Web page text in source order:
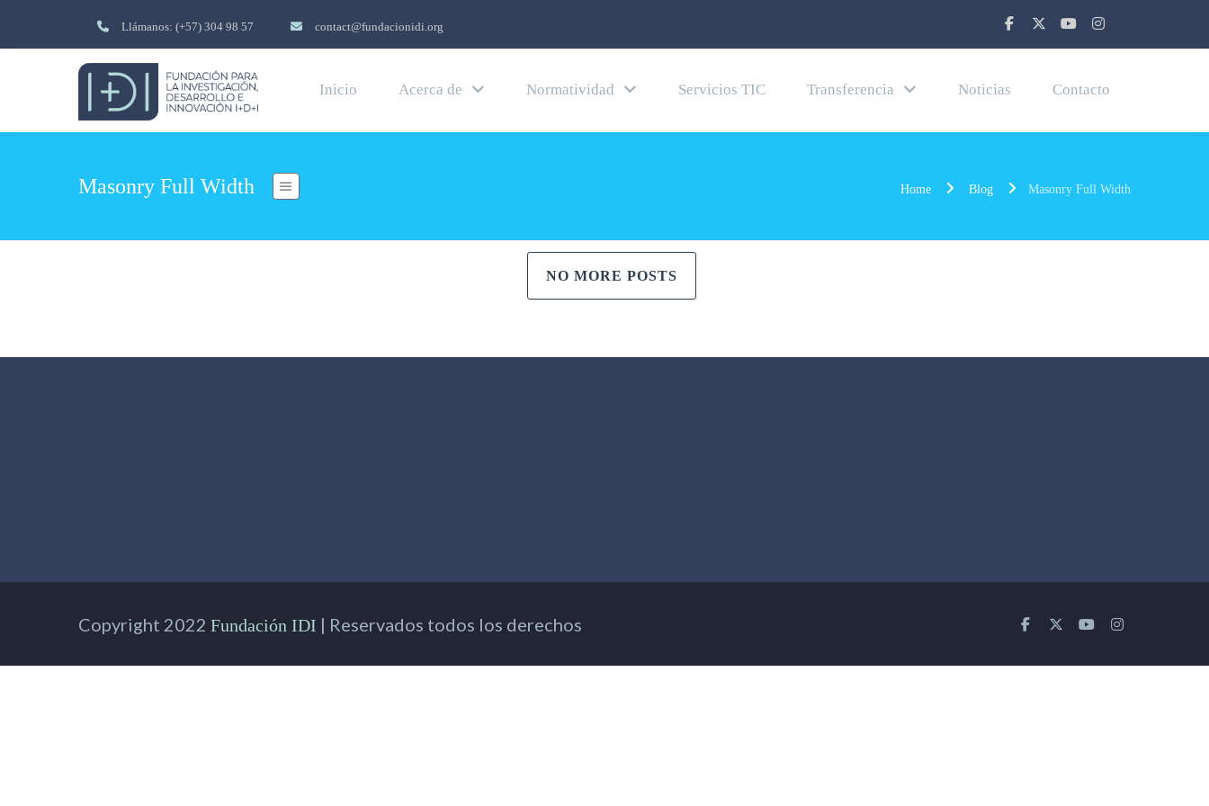
Llámanos: (+57) 304 98 57 contact@fundacionidi.org
Inicio Acerca de Normatividad Servicios TIC Transferencia Noticias Contacto
Masonry Full Width Home Blog Masonry Full Width
NO MORE POSTS
Copyright 2022 Fundación IDI | Reservados todos los derechos